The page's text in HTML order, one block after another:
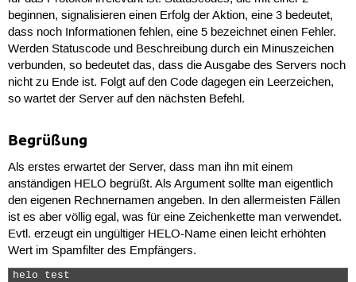
beginnen, signalisieren einen Erfolg der Aktion, eine 3bedeutet,
dass noch Informationen fehlen, eine 5bezeichnet einen Fehler.
Werden Statuscode und Beschreibung durch ein Minuszeichen
verbunden, so bedeutet das, dass die Ausgabe des Servers noch
nicht zu Ende ist. Folgt auf den Code dagegen ein Leerzeichen,
so wartet der Server auf den nächsten Befehl.
Begrüßung
Als erstes erwartet der Server, dass man ihn mit einem
anständigen HELO begrüßt. Als Argument sollte man eigentlich
den eigenen Rechnernamen angeben. In den allermeisten Fällen
ist es aber völlig egal, was für eine Zeichenkette man verwendet.
Evtl. erzeugt ein ungültiger HELO-Name einen leicht erhöhten
Wert im Spamfilter des Empfängers.
helo test